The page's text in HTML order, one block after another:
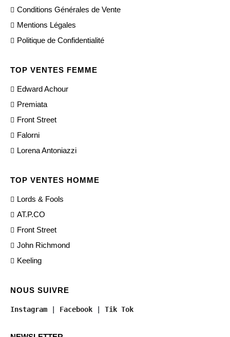
Conditions Générales de Vente
Mentions Légales
Politique de Confidentialité
TOP VENTES FEMME
Edward Achour
Premiata
Front Street
Falorni
Lorena Antoniazzi
TOP VENTES HOMME
Lords & Fools
AT.P.CO
Front Street
John Richmond
Keeling
NOUS SUIVRE
Instagram | Facebook | Tik Tok